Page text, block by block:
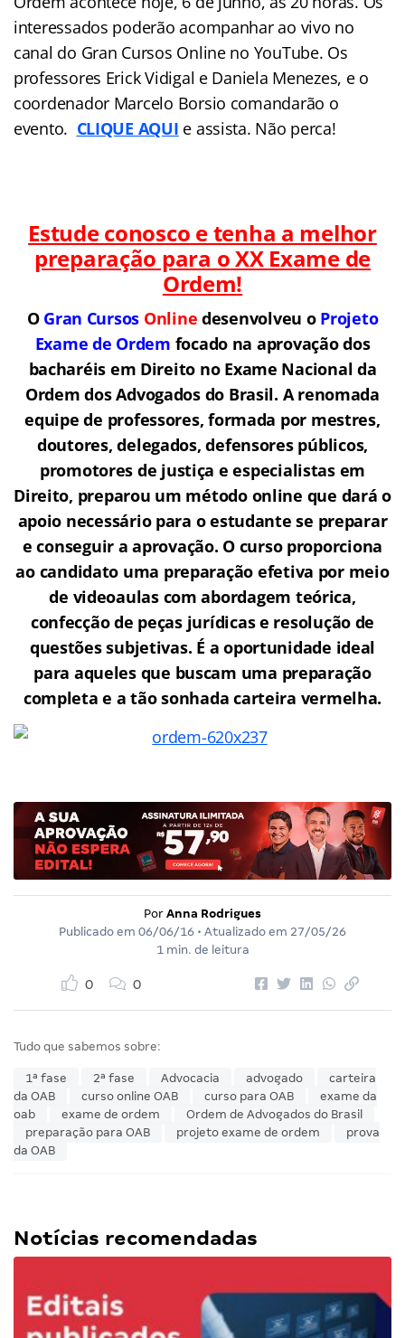
interessados poderão acompanhar ao vivo no
canal do Gran Cursos Online no YouTube. Os
professores Erick Vidigal e Daniela Menezes, e o
coordenador Marcelo Borsio comandarão o
evento. CLIQUE AQUI e assista. Não perca!
Estude conosco e tenha a melhor
preparação para oXX Exame de
Ordem!
O Gran Cursos Online desenvolveu o Projeto
Exame de Ordem focado na aprovação dos
bacharéis em Direito no Exame Nacional da
Ordem dos Advogados do Brasil. A renomada
equipe de professores, formada por mestres,
doutores, delegados, defensores públicos,
promotores de justiça e especialistas em
Direito, preparou um método online que dará o
apoio necessário para o estudante se preparar
e conseguir a aprovação. O curso proporciona
ao candidato uma preparação efetiva por meio
de videoaulas com abordagem teórica,
confecção de peças jurídicas e resolução de
questões subjetivas. É a oportunidade ideal
para aqueles que buscam uma preparação
completa e a tão sonhada carteira vermelha.
Por Anna Rodrigues
Publicado em 06/06/16 • Atualizado em 27/05/26
1 min. de leitura
0 0
Tudo que sabemos sobre:
1ª fase 2ª fase Advocacia advogado
carteira
da OAB
curso online OAB curso para OAB
exame da
oab
exame de ordem
Ordem de Advogados do Brasil
preparação para OAB
projeto exame de ordem
prova
da OAB
Notícias recomendadas